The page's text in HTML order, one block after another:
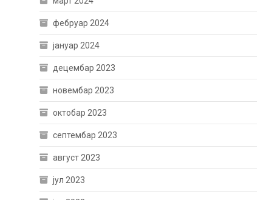
фебруар 2024
јануар 2024
децембар 2023
новембар 2023
октобар 2023
септембар 2023
август 2023
јул 2023